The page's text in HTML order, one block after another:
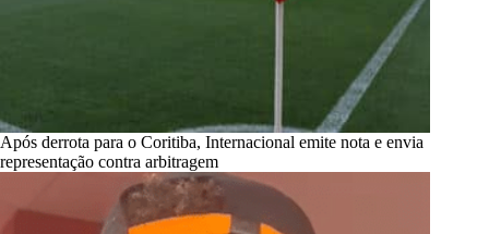
Após derrota para o Coritiba, Internacional emite nota e envia
representação contra arbitragem